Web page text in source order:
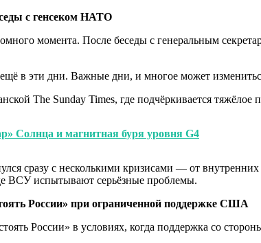
с генсеком НАТО
момента. После беседы с генеральным
в эти дни. Важные дни, и многое может
The Sunday Times, где подчёркивается тяжёлое
Солнца и магнитная буря уровня G4
сразу с несколькими кризисами — от
ВСУ испытывают серьёзные проблемы.
России» при ограниченной поддержке США
России» в условиях, когда поддержка со